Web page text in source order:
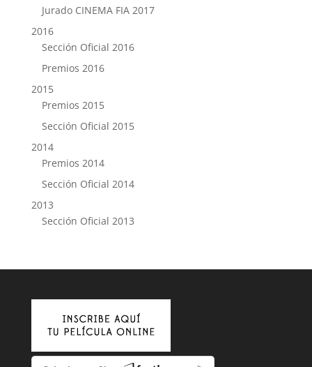
Jurado CINEMA FIA 2017
2016
Sección Oficial 2016
Premios 2016
2015
Premios 2015
Sección Oficial 2015
2014
Premios 2014
Sección Oficial 2014
2013
Sección Oficial 2013